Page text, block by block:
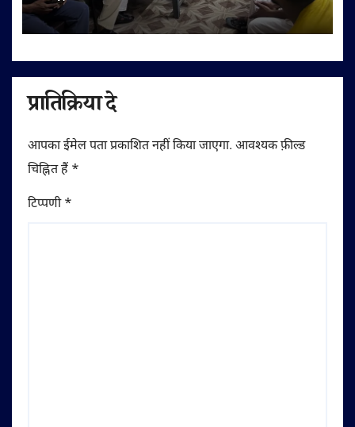
अपील
प्रातिक्रिया दे
आपका ईमेल पता प्रकाशित नहीं किया जाएगा. आवश्यक फ़ील्ड
चिह्नित हैं *
टिप्पणी*